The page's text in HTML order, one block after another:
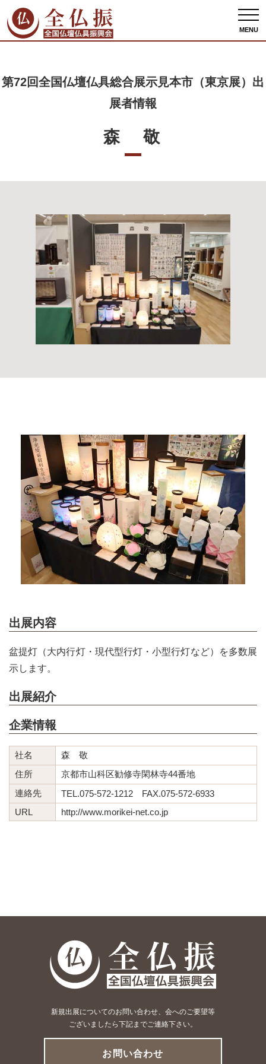
MENU
全仏振ホーム 出展者情報
第72回全国仏壇仏具総合展示見本市（東京展）出展者
情報
森 敬
第72回全国仏壇仏具総合展示見本市（東京展）出
展者情報
森 敬
出展内容
盆提灯（大内行灯・現代型行灯・小型行灯など）を多数展
示します。
出展紹介
企業情報
社名
森 敬
住所
京都市山科区勧修寺閑林寺44番地
連絡先
TEL.075-572-1212 FAX.075-572-6933
URL
http://www.morikei-net.co.jp
新規出展についてのお問い合わせ、会へのご要望等
ございましたら下記までご連絡下さい。
お問い合わせ